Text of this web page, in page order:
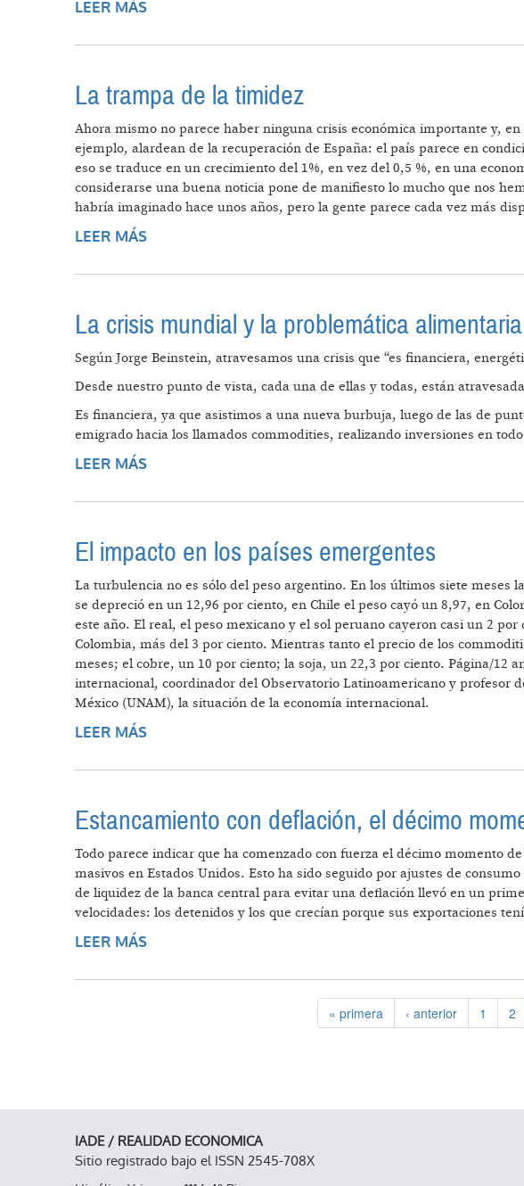
LEER MÁS
La trampa de la timidez
Ahora mismo no parece haber ninguna crisis económica importante y,
ejemplo, alardean de la recuperación de España: el país parece en
eso se traduce en un crecimiento del 1%, en vez del 0,5 %, en una
considerarse una buena noticia pone de manifiesto lo mucho que nos
habría imaginado hace unos años, pero la gente parece cada vez más
LEER MÁS
La crisis mundial y la problemática alimentaria
Según Jorge Beinstein, atravesamos una crisis que “es financiera,
Desde nuestro punto de vista, cada una de ellas y todas, están
Es financiera, ya que asistimos a una nueva burbuja, luego de las de
emigrado hacia los llamados commodities, realizando inversiones en
LEER MÁS
El impacto en los países emergentes
La turbulencia no es sólo del peso argentino. En los últimos siete meses
se depreció en un 12,96 por ciento, en Chile el peso cayó un 8,97, en
este año. El real, el peso mexicano y el sol peruano cayeron casi un 2
Colombia, más del 3 por ciento. Mientras tanto el precio de los
meses; el cobre, un 10 por ciento; la soja, un 22,3 por ciento. Página/12
internacional, coordinador del Observatorio Latinoamericano y profesor
México (UNAM), la situación de la economía internacional.
LEER MÁS
Estancamiento con deflación, el décimo
Todo parece indicar que ha comenzado con fuerza el décimo momento
masivos en Estados Unidos. Esto ha sido seguido por ajustes de
de liquidez de la banca central para evitar una deflación llevó en un
velocidades: los detenidos y los que crecían porque sus exportaciones
LEER MÁS
« primera ‹ anterior 1 2
IADE / REALIDAD ECONOMICA
Sitio registrado bajo el ISSN 2545-708X